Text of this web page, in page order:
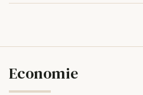
Economie